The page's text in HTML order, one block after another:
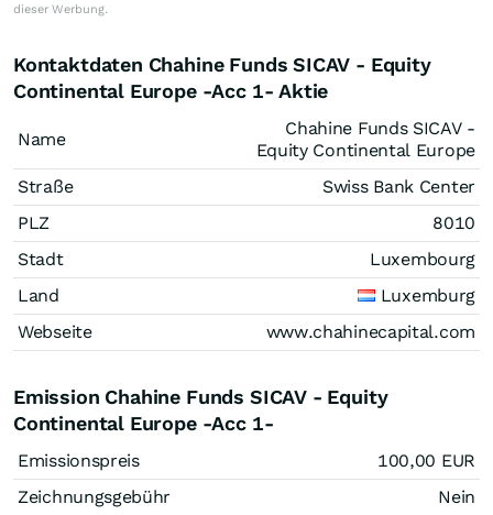
dieser Werbung.
Kontaktdaten Chahine Funds SICAV - Equity
Continental Europe -Acc 1- Aktie
Name
Chahine Funds SICAV -
Equity Continental Europe
Straße
Swiss Bank Center
PLZ
8010
Stadt
Luxembourg
Land
Luxemburg
Webseite
www.chahinecapital.com
Emission Chahine Funds SICAV - Equity
Continental Europe -Acc 1-
Emissionspreis 100,00 EUR
Zeichnungsgebühr
Nein